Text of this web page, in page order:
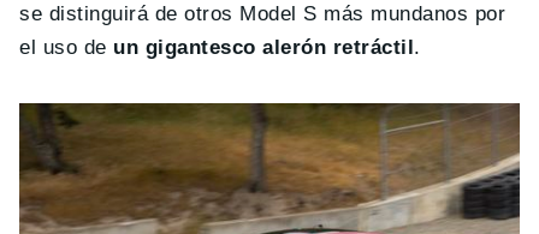
se distinguirá de otros Model S más mundanos por
el uso de un gigantesco alerón retráctil.